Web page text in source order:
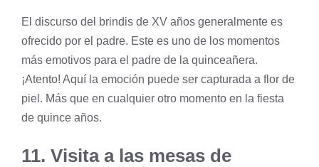
El discurso del brindis de XV años generalmente es
ofrecido por el padre. Este es uno de los momentos
más emotivos para el padre de la quinceañera.
¡Atento! Aquí la emoción puede ser capturada a flor de
piel. Más que en cualquier otro momento en la fiesta
de quince años.
11. Visita a las mesas de